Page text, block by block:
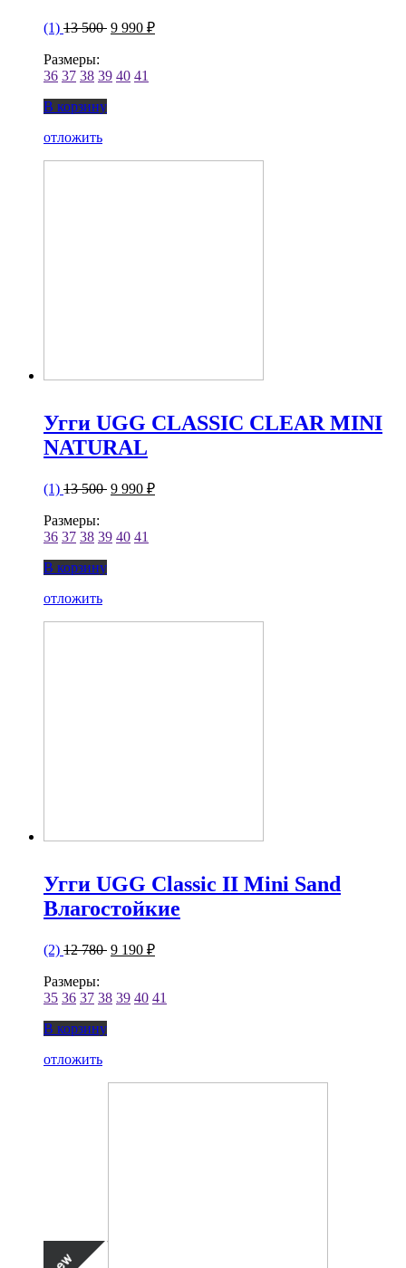
(1) 13 500 9 990 ₽
Размеры:
36 37 38 39 40 41
В корзину
отложить
Угги UGG CLASSIC CLEAR MINI
NATURAL
(1) 13 500 9 990 ₽
Размеры:
36 37 38 39 40 41
В корзину
отложить
Угги UGG Classic II Mini Sand
Влагостойкие
(2) 12 780 9 190 ₽
Размеры:
35 36 37 38 39 40 41
В корзину
отложить